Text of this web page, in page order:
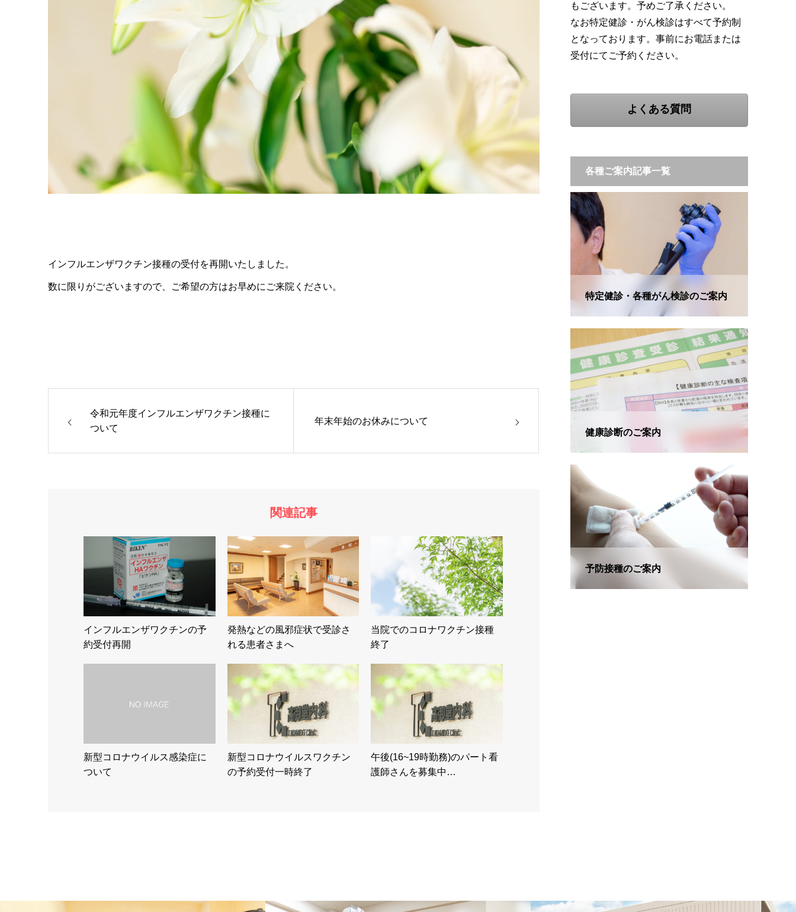
インフルエンザワクチン接種の受付を再開いたしました。
数に限りがございますので、ご希望の方はお早めにご来院ください。
令和元年度インフルエンザワクチン接種に
ついて
年末年始のお休みについて
関連記事
インフルエンザワクチンの予
約受付再開
発熱などの風邪症状で受診さ
れる患者さまへ
当院でのコロナワクチン接種
終了
新型コロナウイルス感染症に
ついて
新型コロナウイルスワクチン
の予約受付一時終了
午後(16~19時勤務)のパート看
護師さんを募集中…
もございます。予めご了承ください。
なお特定健診・がん検診はすべて予約制
となっております。事前にお電話または
受付にてご予約ください。
よくある質問
各種ご案内記事一覧
特定健診・各種がん検診のご案内
健康診断のご案内
予防接種のご案内